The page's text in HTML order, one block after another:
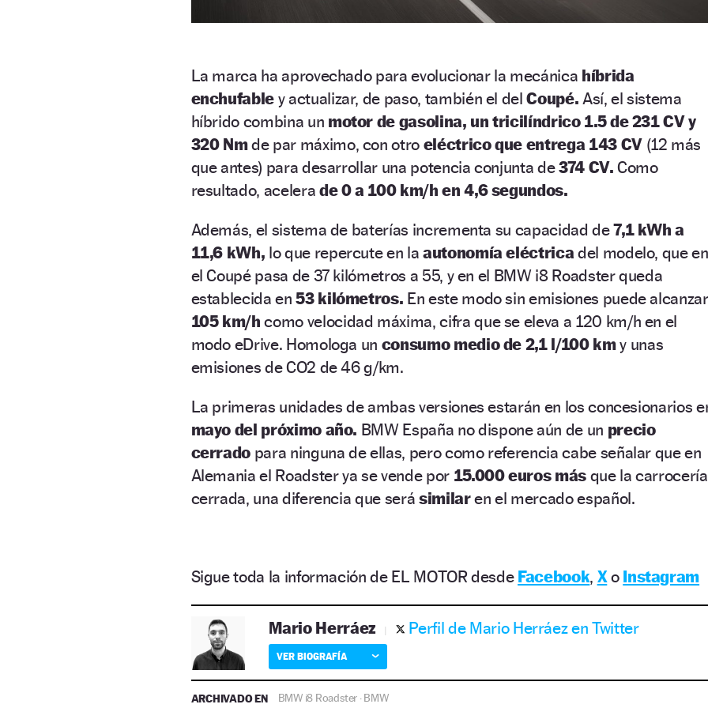
La marca ha aprovechado para evolucionar la mecánica híbrida
enchufable y actualizar, de paso, también el delCoupé. Así, el sistema
híbrido combina un motor de gasolina, un tricilíndrico 1.5 de 231 CV y
320 Nmde par máximo, con otro eléctrico que entrega 143 CV(12 más
que antes) para desarrollar una potencia conjunta de374 CV. Como
resultado, acelera de 0 a 100 km/h en 4,6 segundos.
Además, el sistema de baterías incrementa su capacidad de7,1 kWh a
11,6 kWh, lo que repercute en la autonomía eléctrica del modelo, que en
el Coupé pasa de 37 kilómetros a 55, y en el BMW i8 Roadster queda
establecida en53 kilómetros. En este modo sin emisiones puede alcanzar
105 km/h como velocidad máxima, cifra que se eleva a 120 km/h en el
modo eDrive. Homologa un consumo medio de 2,1 l/100 kmy unas
emisiones de CO2 de 46 g/km.
La primeras unidades de ambas versiones estarán en los concesionarios
mayo del próximo año. BMW España no dispone aún de un precio
cerrado para ninguna de ellas, pero como referencia cabe señalar que en
Alemania el Roadster ya se vende por 15.000 euros másque la carrocería
cerrada, una diferencia que será similaren el mercado español.
Sigue toda la información de EL MOTOR desde Facebook, Xo Instagram
Mario Herráez Perfil de Mario Herráez en Twitter
VER BIOGRAFÍA
ARCHIVADO EN BMW i8 Roadster ·BMW